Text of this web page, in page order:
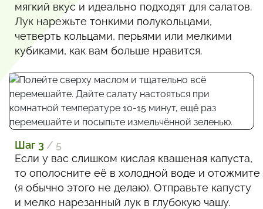
мягкий вкус и идеально подходят для салатов.
Лук нарежьте тонкими полукольцами,
четверть кольцами, перьями или мелкими
кубиками, как вам больше нравится.
Шаг 3 / 5
Если у вас слишком кислая квашеная капуста,
то ополосните её в холодной воде и отожмите
(я обычно этого не делаю). Отправьте капусту
и мелко нарезанный лук в глубокую чашу.